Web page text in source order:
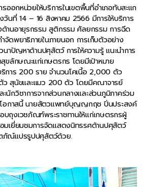
ออกหน่วยให้บริการในเขตพื้นที่อำเภอทับสะแก
งวันที่ 14 – 16 สิงหาคม 2566 มีการให้บริการ
านอายุรกรรม สูติกรรม ศัลยกรรม การฉีด
ดพยาธิภายในภายนอก การเก็บตัวอย่าง
นาปัญหาด้านปศุสัตว์ การให้ความรู้ แนะนำการ
ขลักษณะแก่เกษตรกร โดยมีเป้าหมาย
การ 200 ราย จำนวนโคเนี้อ 2,000 ตัว
ว สุนัขและแมว 200 ตัว โดยมีคณาจารย์
กวิชาการจากส่วนกลางและส่วนภูมิภาคร่วม
อกาสนี้ นายสัตวแพทย์บุญญกฤช ปิ่นประสงค์
ถุงเวชภัณฑ์พระราชทานให้แก่เกษตรกรผู้
มเยี่ยมชมการจัดแสดงนิทรรศด้านปศุสัตว์
ภัณ์แปรรูปปศุสัตว์ด้วย.